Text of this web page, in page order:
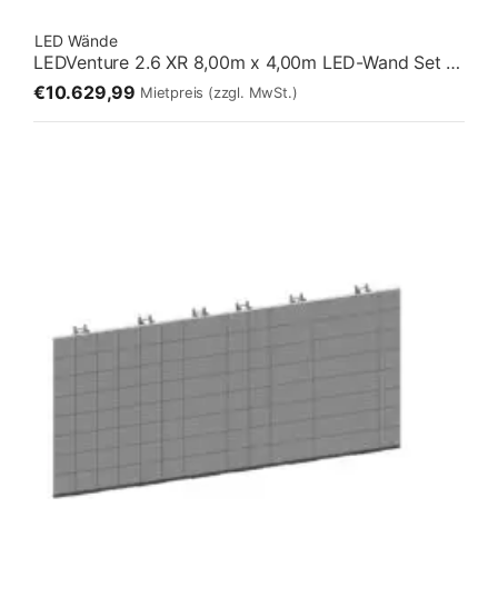
LED Wände
LEDVenture 2.6 XR 8,00m x 4,00m LED-Wand Set 06 – Fliegend [2:1]
€10.629,99 Mietpreis (zzgl. MwSt.)